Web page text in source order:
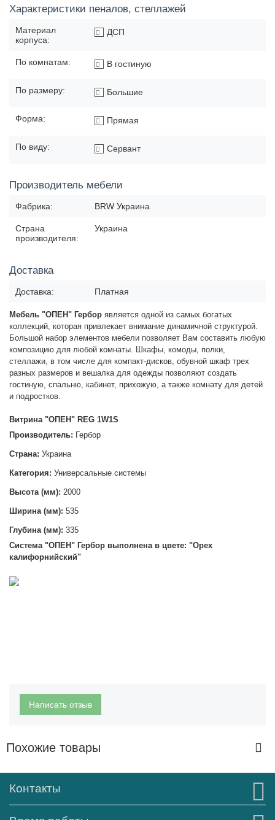
Характеристики пеналов, стеллажей
Материал
корпуса:
ДСП
По комнатам: В гостиную
По размеру: Большие
Форма: Прямая
По виду: Сервант
Производитель мебели
Фабрика: BRW Украина
Страна
производителя:
Украина
Доставка
Доставка: Платная
Мебель "ОПЕН" Гербор является одной из самых богатых
коллекций, которая привлекает внимание динамичной структурой.
Большой набор элементов мебели позволяет Вам составить любую
композицию для любой комнаты. Шкафы, комоды, полки,
стеллажи, в том числе для компакт-дисков, обувной шкаф трех
разных размеров и вешалка для одежды позволяют создать
гостиную, спальню, кабинет, прихожую, а также комнату для детей
и подростков.
Витрина "ОПЕН" REG 1W1S
Производитель: Гербор
Страна: Украина
Категория: Универсальные системы
Высота (мм): 2000
Ширина (мм): 535
Глубина (мм): 335
Система "ОПЕН" Гербор выполнена в цвете: "Орех
калифорнийский"
Написать отзыв
Похожие товары
Контакты